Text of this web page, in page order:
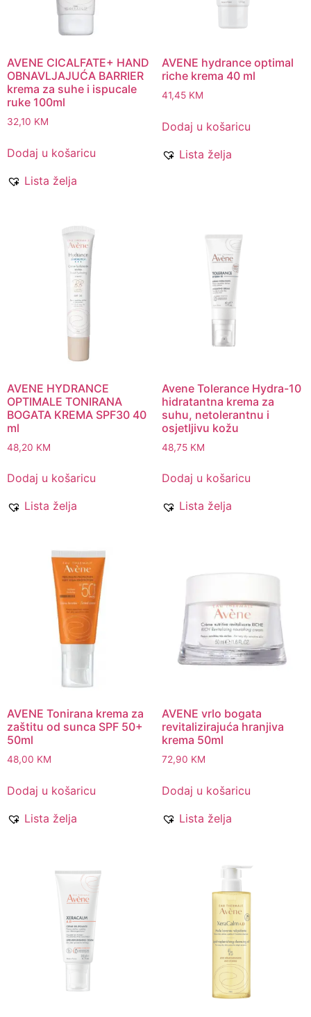
AVENE CICALFATE+ HAND
OBNAVLJAJUĆA BARRIER
krema za suhe i ispucale
ruke 100ml
32,10 KM
Dodaj u košaricu
Lista želja
AVENE hydrance optimal
riche krema 40 ml
41,45 KM
Dodaj u košaricu
Lista želja
AVENE HYDRANCE
OPTIMALE TONIRANA
BOGATA KREMA SPF30 40
ml
48,20 KM
Dodaj u košaricu
Lista želja
Avene Tolerance Hydra-10
hidratantna krema za
suhu, netolerantnu i
osjetljivu kožu
48,75 KM
Dodaj u košaricu
Lista želja
AVENE Tonirana krema za
zaštitu od sunca SPF 50+
50ml
48,00 KM
Dodaj u košaricu
Lista želja
AVENE vrlo bogata
revitalizirajuća hranjiva
krema 50ml
72,90 KM
Dodaj u košaricu
Lista želja